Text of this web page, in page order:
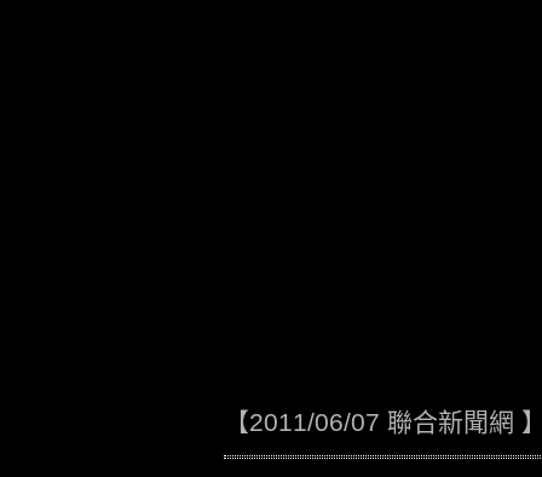
【2011/06/07 聯合新聞網